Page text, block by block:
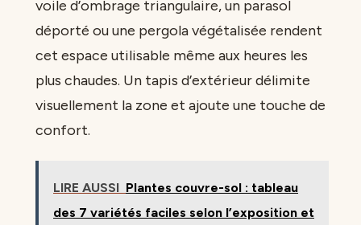
voile d’ombrage triangulaire, un parasol
déporté ou une pergola végétalisée rendent
cet espace utilisable même aux heures les
plus chaudes. Un tapis d’extérieur délimite
visuellement la zone et ajoute une touche de
confort.
LIRE AUSSI Plantes couvre-sol : tableau
des 7 variétés faciles selon l’exposition et